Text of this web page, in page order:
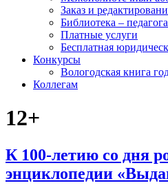
Заказ и
Библиотека –
Платные услуги
Бесплатная
Конкурсы
Вологодская книга
Коллегам
12+
К 100-летию со дня
энциклопедии